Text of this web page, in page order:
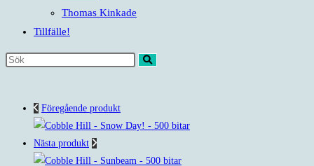
Thomas Kinkade
Tillfälle!
Sök
webbplatsFöregående produkt
Nästa produkt